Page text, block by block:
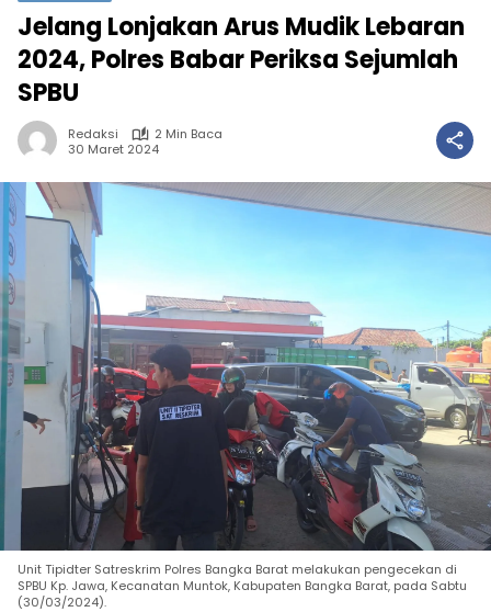
Jelang Lonjakan Arus Mudik Lebaran
2024, Polres Babar Periksa Sejumlah
SPBU
Redaksi
2 Min Baca
30 Maret 2024
Unit Tipidter Satreskrim Polres Bangka Barat melakukan pengecekan di
SPBU Kp. Jawa, Kecanatan Muntok, Kabupaten Bangka Barat, pada Sabtu
(30/03/2024).